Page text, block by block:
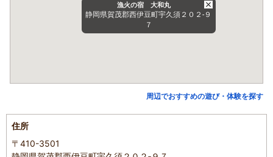
漁火の宿 大和丸
静岡県賀茂郡西伊豆町宇久須２０２‐９
７
周辺でおすすめの遊び・体験を探す
住所
〒410-3501